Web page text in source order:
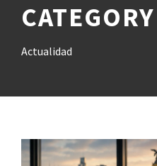
CATEGORY
Actualidad